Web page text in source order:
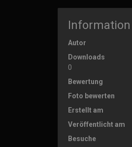
Information
Autor
Downloads
0
Bewertung
Foto bewerten
Erstellt am
Veröffentlicht am
Besuche